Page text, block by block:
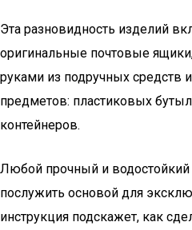
Эта разновидность изделий
оригинальные почтовые
руками из подручных
предметов: пластиковых
контейнеров.
Любой прочный и
послужить основой для
инструкция подскажет, как